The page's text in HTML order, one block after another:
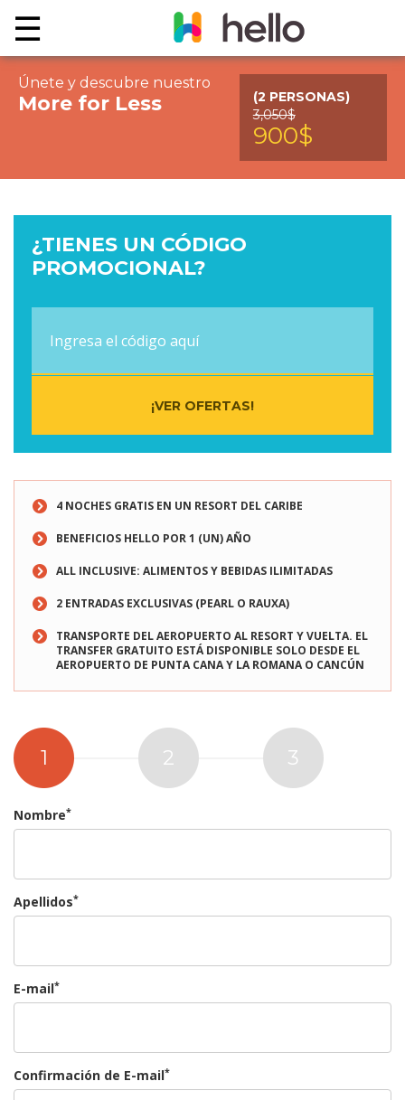
VACATION
PACKAGE
DEALS
PREMIOS
☰
Únete y descubre nuestro
More for Less
(2 PERSONAS)
3,050$
900$
¿TIENES UN CÓDIGO
PROMOCIONAL?
¡VER OFERTAS!
4 NOCHES GRATIS EN UN RESORT DEL CARIBE
BENEFICIOS HELLO POR 1 (UN) AÑO
ALL INCLUSIVE: ALIMENTOS Y BEBIDAS ILIMITADAS
2 ENTRADAS EXCLUSIVAS (PEARL O RAUXA)
TRANSPORTE DEL AEROPUERTO AL RESORT Y VUELTA. EL
TRANSFER GRATUITO ESTÁ DISPONIBLE SOLO DESDE EL
AEROPUERTO DE PUNTA CANA Y LA ROMANA O CANCÚN
1 2 3
Nombre*
Apellidos*
E-mail*
Confirmación de E-mail*